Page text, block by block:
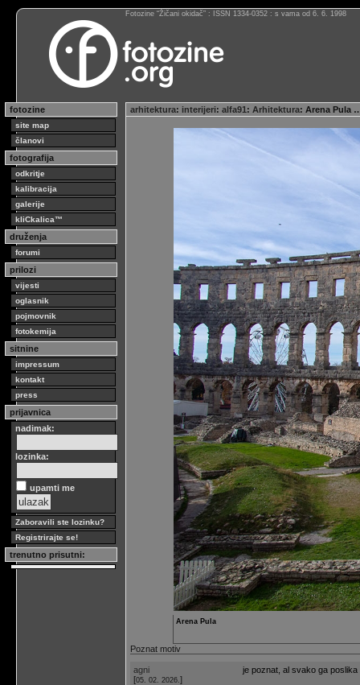
Fotozine “Žičani okidač” : ISSN 1334-0352 : s vama od 6. 6. 1998
fotozine
site map
članovi
fotografija
odkritje
kalibracija
galerije
kliCkalica™
druženja
forumi
prilozi
vijesti
oglasnik
pojmovnik
fotokemija
sitnine
impressum
kontakt
press
prijavnica
nadimak:
lozinka:
upamti me
Zaboravili ste lozinku?
Registrirajte se!
trenutno prisutni:
arhitektura: interijeri: alfa91 : Arhitektura: Arena Pula
Arena Pula
Poznat motiv
agni
[05. 02. 2026. ]
je poznat, al svako ga